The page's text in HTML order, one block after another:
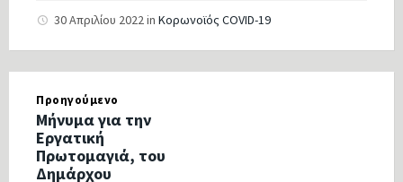
30 Απριλίου 2022in Κορωνοϊός COVID-19
Προηγούμενο
Μήνυμα για την
Εργατική
Πρωτομαγιά, του
Δημάρχου